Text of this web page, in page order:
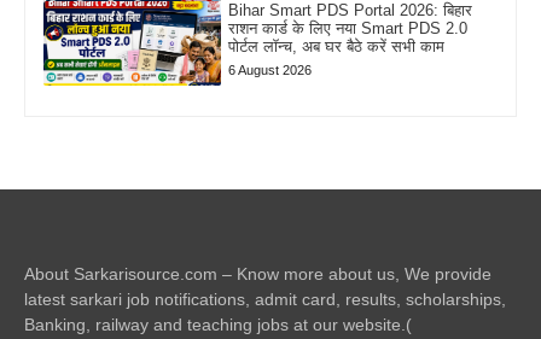
Bihar Smart PDS Portal 2026: बिहार
राशन कार्ड के लिए नया Smart PDS 2.0
पोर्टल लॉन्च, अब घर बैठे करें सभी काम
6 August 2026
About Sarkarisource.com – Know more about us, We provide
latest sarkari job notifications, admit card, results, scholarships,
Banking, railway and teaching jobs at our website.(